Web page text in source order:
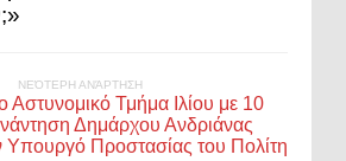
ΝΕΌΤΕΡΗ ΑΝΆΡΤΗΣΗ
Αστυνομικό Τμήμα Ιλίου με 10
Δημάρχου Ανδριάνας
Υπουργό Προστασίας του Πολίτη